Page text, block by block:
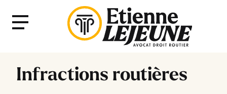
Menu
Infractions routières
Fermer